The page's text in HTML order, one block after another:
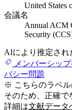
United States
会議名
Annual ACM
Security
AIにより推定され
メンバーシッ
バシー問題
※ こちらのラベル
そのため、正確で
詳細は文献データ